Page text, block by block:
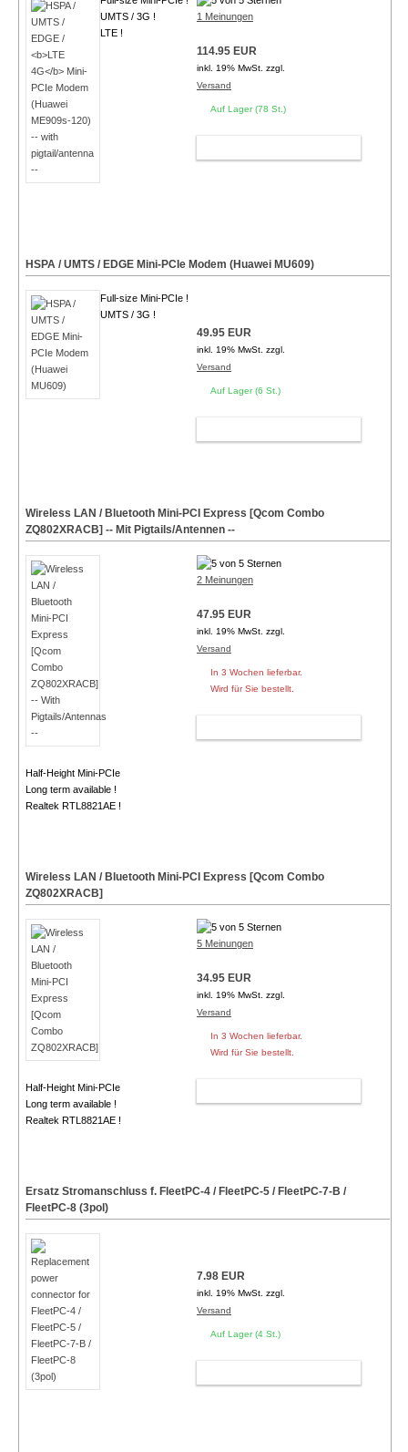
UMTS / 3G !
LTE !
1 Meinungen
114.95 EUR
inkl. 19% MwSt. zzgl.
Versand
Auf Lager (78 St.)
HSPA / UMTS / EDGE Mini-PCIe Modem (Huawei MU609)
Full-size Mini-PCIe !
UMTS / 3G !
49.95 EUR
inkl. 19% MwSt. zzgl.
Versand
Auf Lager (6 St.)
Wireless LAN / Bluetooth Mini-PCI Express [Qcom Combo
ZQ802XRACB] -- Mit Pigtails/Antennen --
Half-Height Mini-PCIe
Long term available !
Realtek RTL8821AE !
2 Meinungen
47.95 EUR
inkl. 19% MwSt. zzgl.
Versand
In 3 Wochen lieferbar.
Wird für Sie bestellt.
Wireless LAN / Bluetooth Mini-PCI Express [Qcom Combo
ZQ802XRACB]
Half-Height Mini-PCIe
Long term available !
Realtek RTL8821AE !
5 Meinungen
34.95 EUR
inkl. 19% MwSt. zzgl.
Versand
In 3 Wochen lieferbar.
Wird für Sie bestellt.
Ersatz Stromanschluss f. FleetPC-4 / FleetPC-5 / FleetPC-7-B /
FleetPC-8 (3pol)
7.98 EUR
inkl. 19% MwSt. zzgl.
Versand
Auf Lager (4 St.)